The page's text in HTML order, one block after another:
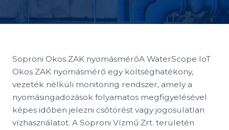
Soproni Okos ZAK nyomásmérőA WaterScope IoT
Okos ZAK nyomásmérő egy költséghatékony,
vezeték nélküli monitoring rendszer, amely a
nyomásingadozások folyamatos megfigyelésével
képes időben jelezni csőtörést vagy jogosulatlan
vízhasználatot. A Soproni Vízmű Zrt. területén